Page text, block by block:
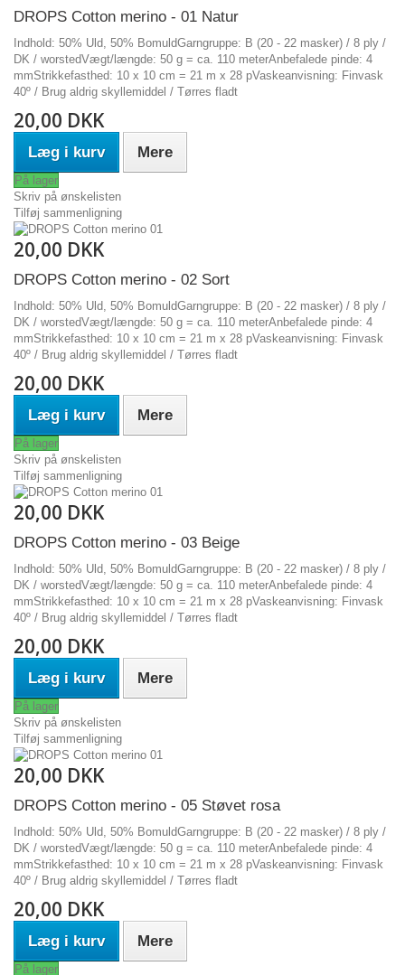
DROPS Cotton merino - 01 Natur
Indhold: 50% Uld, 50% BomuldGarngruppe: B (20 - 22 masker) / 8 ply /
DK / worstedVægt/længde: 50 g = ca. 110 meterAnbefalede pinde: 4
mmStrikkefasthed: 10 x 10 cm = 21 m x 28 pVaskeanvisning: Finvask
40º / Brug aldrig skyllemiddel / Tørres fladt
20,00 DKK
Læg i kurv Mere
På lager
Skriv på ønskelisten
Tilføj sammenligning
20,00 DKK
DROPS Cotton merino - 02 Sort
Indhold: 50% Uld, 50% BomuldGarngruppe: B (20 - 22 masker) / 8 ply /
DK / worstedVægt/længde: 50 g = ca. 110 meterAnbefalede pinde: 4
mmStrikkefasthed: 10 x 10 cm = 21 m x 28 pVaskeanvisning: Finvask
40º / Brug aldrig skyllemiddel / Tørres fladt
20,00 DKK
Læg i kurv Mere
På lager
Skriv på ønskelisten
Tilføj sammenligning
20,00 DKK
DROPS Cotton merino - 03 Beige
Indhold: 50% Uld, 50% BomuldGarngruppe: B (20 - 22 masker) / 8 ply /
DK / worstedVægt/længde: 50 g = ca. 110 meterAnbefalede pinde: 4
mmStrikkefasthed: 10 x 10 cm = 21 m x 28 pVaskeanvisning: Finvask
40º / Brug aldrig skyllemiddel / Tørres fladt
20,00 DKK
Læg i kurv Mere
På lager
Skriv på ønskelisten
Tilføj sammenligning
20,00 DKK
DROPS Cotton merino - 05 Støvet rosa
Indhold: 50% Uld, 50% BomuldGarngruppe: B (20 - 22 masker) / 8 ply /
DK / worstedVægt/længde: 50 g = ca. 110 meterAnbefalede pinde: 4
mmStrikkefasthed: 10 x 10 cm = 21 m x 28 pVaskeanvisning: Finvask
40º / Brug aldrig skyllemiddel / Tørres fladt
20,00 DKK
Læg i kurv Mere
På lager